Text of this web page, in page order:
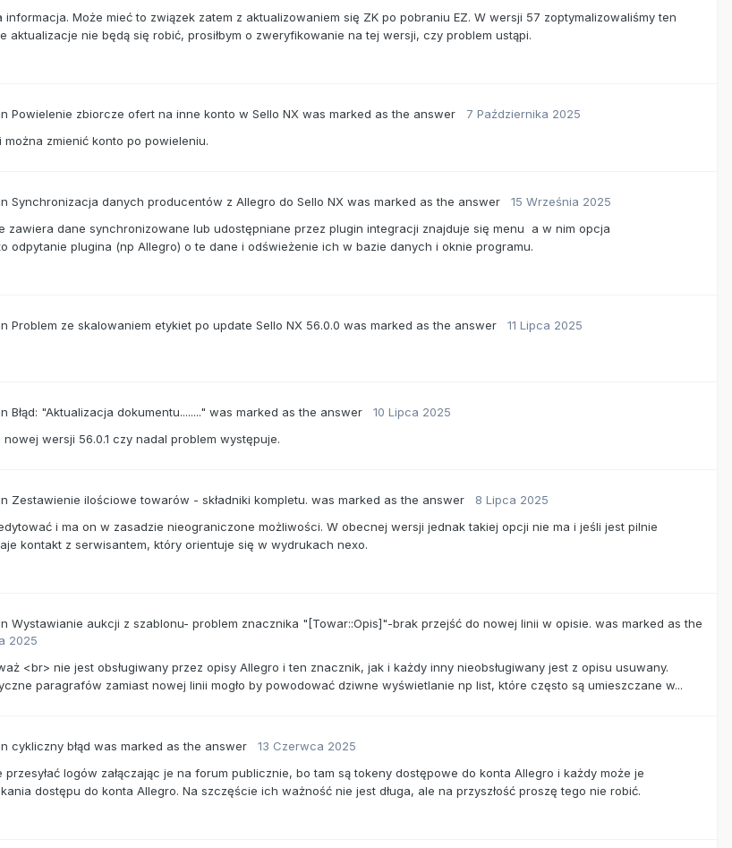
informacja. Może mieć to związek zatem z aktualizowaniem się ZK po pobraniu EZ. W wersji 57 zoptymalizowaliśmy ten
aktualizacje nie będą się robić, prosiłbym o zweryfikowanie na tej wersji, czy problem ustąpi.
Powielenie zbiorcze ofert na inne konto w Sello NX was marked as the answer
7 Października 2025
można zmienić konto po powieleniu.
Synchronizacja danych producentów z Allegro do Sello NX was marked as the answer
15 Września 2025
zawiera dane synchronizowane lub udostępniane przez plugin integracji znajduje się menu a w nim opcja
odpytanie plugina (np Allegro) o te dane i odświeżenie ich w bazie danych i oknie programu.
Problem ze skalowaniem etykiet po update Sello NX 56.0.0 was marked as the answer 11 Lipca 2025
Błąd: "Aktualizacja dokumentu........" was marked as the answer
10 Lipca 2025
wersji 56.0.1 czy nadal problem występuje.
Zestawienie ilościowe towarów - składniki kompletu. was marked as the answer
8 Lipca 2025
i ma on w zasadzie nieograniczone możliwości. W obecnej wersji jednak takiej opcji nie ma i jeśli jest pilnie
kontakt z serwisantem, który orientuje się w wydrukach nexo.
Wystawianie aukcji z szablonu- problem znacznika "[Towar::Opis]"-brak przejść do nowej linii w opisie. was marked as the
2025
<br> nie jest obsługiwany przez opisy Allegro i ten znacznik, jak i każdy inny nieobsługiwany jest z opisu usuwany.
paragrafów zamiast nowej linii mogło by powodować dziwne wyświetlanie np list, które często są umieszczane w...
cykliczny błąd was marked as the answer
13 Czerwca 2025
przesyłać logów załączając je na forum publicznie, bo tam są tokeny dostępowe do konta Allegro i każdy może je
dostępu do konta Allegro. Na szczęście ich ważność nie jest długa, ale na przyszłość proszę tego nie robić.